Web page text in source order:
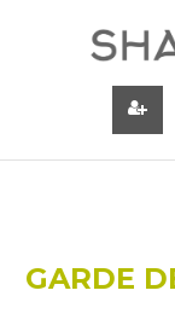
GARDE